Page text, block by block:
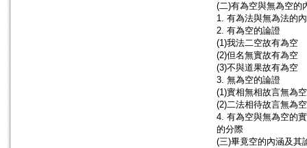
(二)有為空與無為空的
1. 有為法與無為法的
2. 有為空的論證
(1)我法二空故有為空
(2)但名無實故有為空
(3)不與道果故有為空
3. 無為空的論證
(1)實相無相故言無為空
(2)二法相待故言無為空
4. 有為空與無為空的
的分際
(三)畢竟空的內涵及其